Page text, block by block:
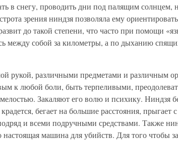
в снегу, проводить дни под палящим солнцем,
зрения ниндзя позволяла ему
до такой степени, что часто при помощи
между собой за километры, а по дыханию
рукой, различными предметами и различным
к любой боли, быть терпеливыми,
Закаляют его волю и психику. Ниндзя
бегает на большие расстояния,
и всеми подручными средствами. Также
машина для убийств. Для того чтобы